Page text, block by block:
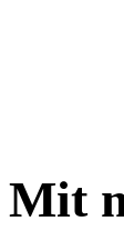
Mit